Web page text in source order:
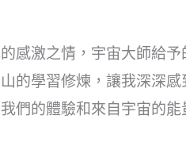
感激之情，宇宙大師給
的學習修煉，讓我深深
們的體驗和來自宇宙的能